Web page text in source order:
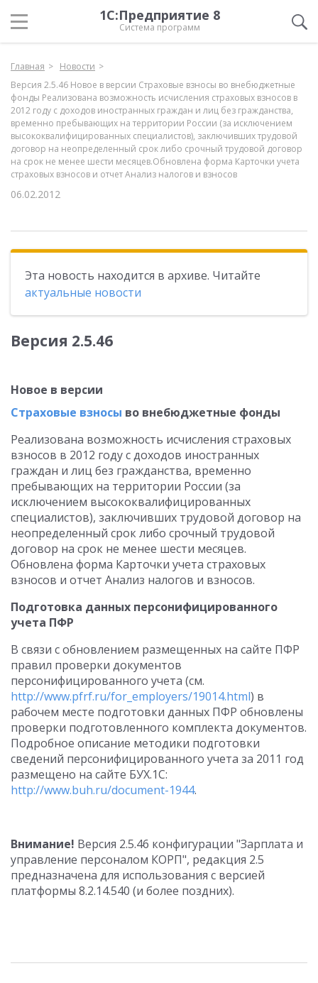
1С:Предприятие 8
Система программ
Главная
Новости
Версия 2.5.46 Новое в версии Страховые взносы во внебюджетные
фонды Реализована возможность исчисления страховых взносов в
2012 году с доходов иностранных граждан и лиц без гражданства,
временно пребывающих на территории России (за исключением
высококвалифицированных специалистов), заключивших трудовой
договор на неопределенный срок либо срочный трудовой договор
на срок не менее шести месяцев.Обновлена форма Карточки учета
страховых взносов и отчет Анализ налогов и взносов
06.02.2012
Эта новость находится в архиве. Читайте
актуальные новости
Версия 2.5.46
Новое в версии
Страховые взносы во внебюджетные фонды
Реализована возможность исчисления страховых
взносов в 2012 году с доходов иностранных
граждан и лиц без гражданства, временно
пребывающих на территории России (за
исключением высококвалифицированных
специалистов), заключивших трудовой договор на
неопределенный срок либо срочный трудовой
договор на срок не менее шести месяцев.
Обновлена форма Карточки учета страховых
взносов и отчет Анализ налогов и взносов.
Подготовка данных персонифицированного
учета ПФР
В связи с обновлением размещенных на сайте ПФР
правил проверки документов
персонифицированного учета (см.
http://www.pfrf.ru/for_employers/19014.html) в
рабочем месте подготовки данных ПФР обновлены
проверки подготовленного комплекта документов.
Подробное описание методики подготовки
сведений персонифицированного учета за 2011 год
размещено на сайте БУХ.1С:
http://www.buh.ru/document-1944.
Внимание! Версия 2.5.46 конфигурации "Зарплата и
управление персоналом КОРП", редакция 2.5
предназначена для использования с версией
платформы 8.2.14.540 (и более поздних).